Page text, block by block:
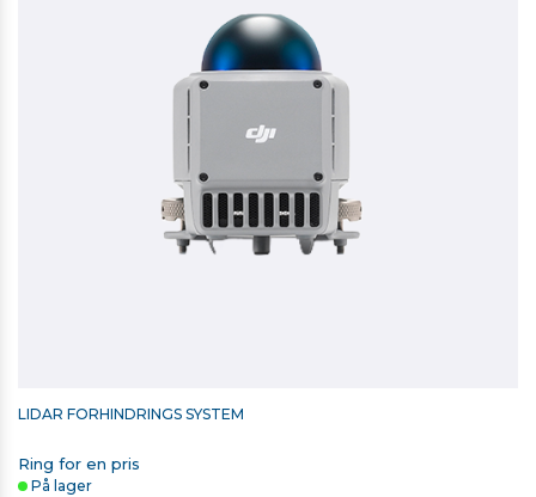
LIDAR FORHINDRINGS SYSTEM
Ring for en pris
På lager